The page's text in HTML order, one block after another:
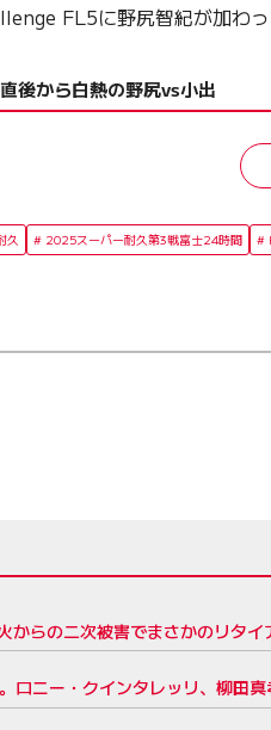
FL5に野尻智紀が加わっ
後から白熱の野尻vs小出
久 2025スーパー耐久第3戦富士24時間
からの二次被害でまさかのリタ
ロニー・クインタレッリ、柳田